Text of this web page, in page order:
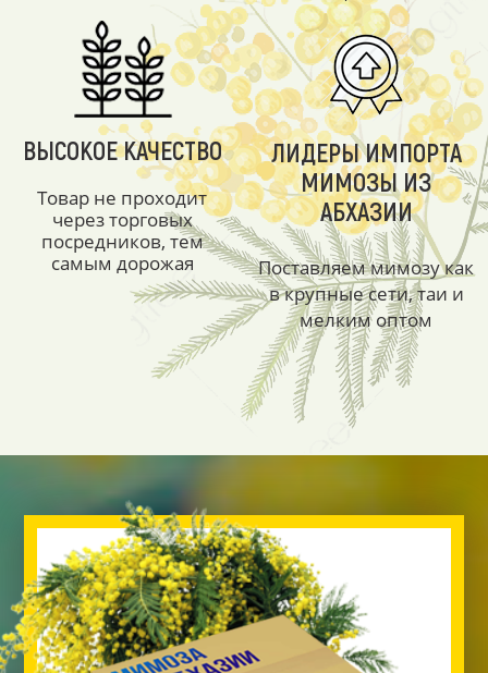
ВЫСОКОЕ КАЧЕСТВО
Товар не проходит
через торговых
посредников, тем
самым дорожая
ЛИДЕРЫ ИМПОРТА
МИМОЗЫ ИЗ
АБХАЗИИ
Поставляем мимозу как
в крупные сети, таи и
мелким оптом